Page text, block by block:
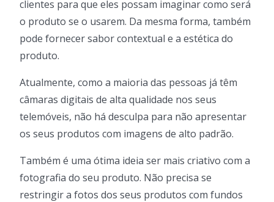
clientes para que eles possam imaginar como será
o produto se o usarem. Da mesma forma, também
pode fornecer sabor contextual e a estética do
produto.
Atualmente, como a maioria das pessoas já têm
câmaras digitais de alta qualidade nos seus
telemóveis, não há desculpa para não apresentar
os seus produtos com imagens de alto padrão.
Também é uma ótima ideia ser mais criativo com a
fotografia do seu produto. Não precisa se
restringir a fotos dos seus produtos com fundos